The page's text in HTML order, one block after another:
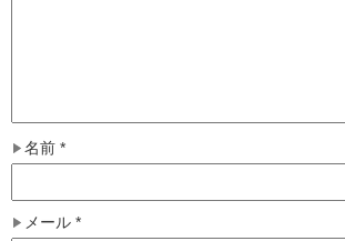
名前 *
メール *